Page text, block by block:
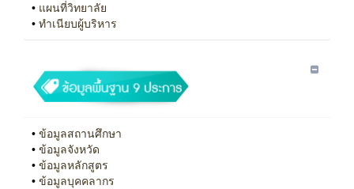
• แผนที่วิทยาลัย
• ทําเนียบผู้บริหาร
• ข้อมูลสถานศึกษา
• ข้อมูลจังหวัด
• ข้อมูลหลักสูตร
• ข้อมูลบุคคลากร